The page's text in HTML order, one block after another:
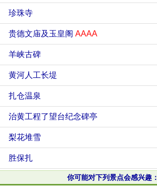
珍珠寺
贵德文庙及玉皇阁 AAAA
羊峡古碑
黄河人工长堤
扎仓温泉
治黄工程了望台纪念碑亭
梨花堆雪
胜保扎
你可能对下列景点会感兴趣：